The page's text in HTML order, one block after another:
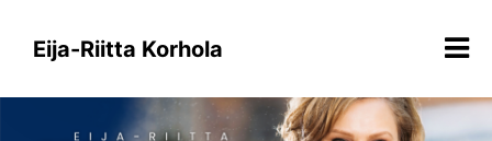
sisältöönEija-Riitta Korhola